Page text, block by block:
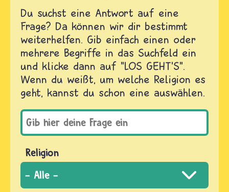
Du suchst eine Antwort auf eine
Frage? Da können wir dir bestimmt
weiterhelfen. Gib einfach einen oder
mehrere Begriffe in das Suchfeld ein
und klicke dann auf "LOS GEHT'S".
Wenn du weißt, um welche Religion es
geht, kannst du schon eine auswählen.
Religion